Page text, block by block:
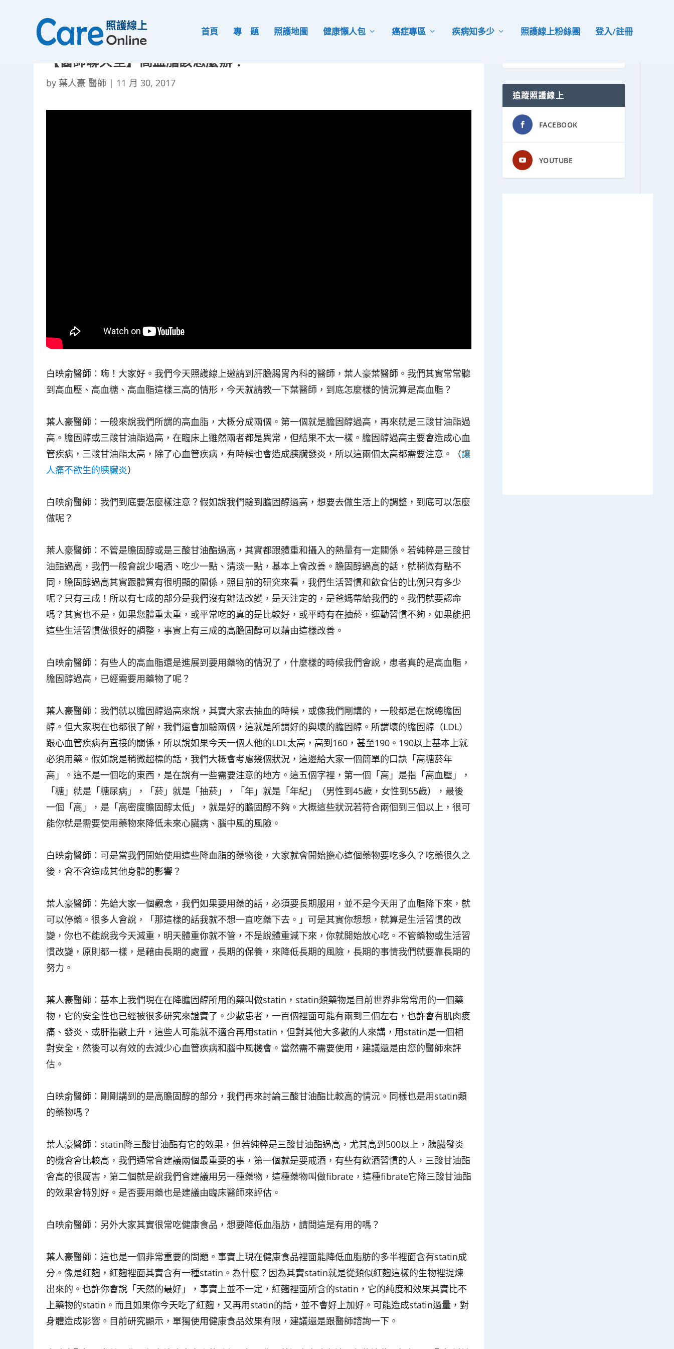
首頁 專 題 照護地圖 健康懶人包 癌症專區 疾病知多少 照護線上粉絲團 登入/註冊
【醫師聊天室】高血脂該怎麼辦？
by 葉人豪 醫師 | 11 月 30, 2017
白映俞醫師 ：嗨！大家好。我們今天照護線上邀請到肝膽腸胃內科的醫師，葉人豪葉醫師。我們其實常常聽
到高血壓、高血糖、高血脂這樣三高的情形，今天就請教一下葉醫師，到底怎麼樣的情況算是高血脂？
葉人豪醫師 ：一般來說我們所謂的高血脂，大概分成兩個。第一個就是膽固醇過高，再來就是三酸甘油酯過
高。膽固醇或三酸甘油酯過高，在臨床上雖然兩者都是異常，但結果不太一樣。膽固醇過高主要會造成心血
管疾病，三酸甘油酯太高，除了心血管疾病，有時候也會造成胰臟發炎，所以這兩個太高都需要注意。（讓
人痛不欲生的胰臟炎）
白映俞醫師 ：我們到底要怎麼樣注意？假如說我們驗到膽固醇過高，想要去做生活上的調整，到底可以怎麼
做呢？
葉人豪醫師 ：不管是膽固醇或是三酸甘油酯過高，其實都跟體重和攝入的熱量有一定關係。若純粹是三酸甘
油酯過高，我們一般會說少喝酒、吃少一點、清淡一點，基本上會改善。膽固醇過高的話，就稍微有點不
同，膽固醇過高其實跟體質有很明顯的關係，照目前的研究來看，我們生活習慣和飲食佔的比例只有多少
呢？只有三成！所以有七成的部分是我們沒有辦法改變，是天注定的，是爸媽帶給我們的。我們就要認命
嗎？其實也不是，如果您體重太重，或平常吃的真的是比較好，或平時有在抽菸，運動習慣不夠，如果能把
這些生活習慣做很好的調整，事實上有三成的高膽固醇可以藉由這樣改善。
白映俞醫師 ：有些人的高血脂還是進展到要用藥物的情況了，什麼樣的時候我們會說，患者真的是高血脂，
膽固醇過高，已經需要用藥物了呢？
葉人豪醫師 ：我們就以膽固醇過高來說，其實大家去抽血的時候，或像我們剛講的，一般都是在說總膽固
醇。但大家現在也都很了解，我們還會加驗兩個，這就是所謂好的與壞的膽固醇。所謂壞的膽固醇（LDL）
跟心血管疾病有直接的關係，所以說如果今天一個人他的LDL太高，高到160，甚至190。190以上基本上就
必須用藥。假如說是稍微超標的話，我們大概會考慮幾個狀況，這邊給大家一個簡單的口訣「高糖菸年
高 」。這不是一個吃的東西，是在說有一些需要注意的地方。這五個字裡，第一個「高 」是指「高血壓」，
「糖 」就是「糖尿病」，「菸 」就是「抽菸」，「年 」就是「年紀」（男性到45歲，女性到55歲），最後
一個「高 」，是「高密度膽固醇太低」，就是好的膽固醇不夠。大概這些狀況若符合兩個到三個以上，很可
能你就是需要使用藥物來降低未來心臟病、腦中風的風險。
白映俞醫師 ：可是當我們開始使用這些降血脂的藥物後，大家就會開始擔心這個藥物要吃多久？吃藥很久之
後，會不會造成其他身體的影響？
葉人豪醫師 ：先給大家一個觀念，我們如果要用藥的話，必須要長期服用，並不是今天用了血脂降下來，就
可以停藥。很多人會說，「那這樣的話我就不想一直吃藥下去。」可是其實你想想，就算是生活習慣的改
變，你也不能說我今天減重，明天體重你就不管，不是說體重減下來，你就開始放心吃。不管藥物或生活習
慣改變，原則都一樣，是藉由長期的處置，長期的保養，來降低長期的風險，長期的事情我們就要靠長期的
努力。
葉人豪醫師 ：基本上我們現在在降膽固醇所用的藥叫做statin，statin類藥物是目前世界非常常用的一個藥
物，它的安全性也已經被很多研究來證實了。少數患者，一百個裡面可能有兩到三個左右，也許會有肌肉痠
痛、發炎、或肝指數上升，這些人可能就不適合再用statin，但對其他大多數的人來講，用statin是一個相
對安全，然後可以有效的去減少心血管疾病和腦中風機會。當然需不需要使用，建議還是由您的醫師來評
估。
白映俞醫師 ：剛剛講到的是高膽固醇的部分，我們再來討論三酸甘油酯比較高的情況。同樣也是用statin類
的藥物嗎？
葉人豪醫師 ：statin降三酸甘油酯有它的效果，但若純粹是三酸甘油酯過高，尤其高到500以上，胰臟發炎
的機會會比較高，我們通常會建議兩個最重要的事，第一個就是要戒酒，有些有飲酒習慣的人，三酸甘油酯
會高的很厲害，第二個就是說我們會建議用另一種藥物，這種藥物叫做fibrate，這種fibrate它降三酸甘油酯
的效果會特別好。是否要用藥也是建議由臨床醫師來評估。
白映俞醫師 ：另外大家其實很常吃健康食品，想要降低血脂肪，請問這是有用的嗎？
葉人豪醫師 ：這也是一個非常重要的問題。事實上現在健康食品裡面能降低血脂肪的多半裡面含有statin成
分。像是紅麴，紅麴裡面其實含有一種statin。為什麼？因為其實statin就是從類似紅麴這樣的生物裡提煉
出來的。也許你會說「天然的最好」，事實上並不一定，紅麴裡面所含的statin，它的純度和效果其實比不
上藥物的statin。而且如果你今天吃了紅麴，又再用statin的話，並不會好上加好。可能造成statin過量，對
身體造成影響。目前研究顯示，單獨使用健康食品效果有限，建議還是跟醫師諮詢一下。
追蹤照護線上
FACEBOOK
YOUTUBE